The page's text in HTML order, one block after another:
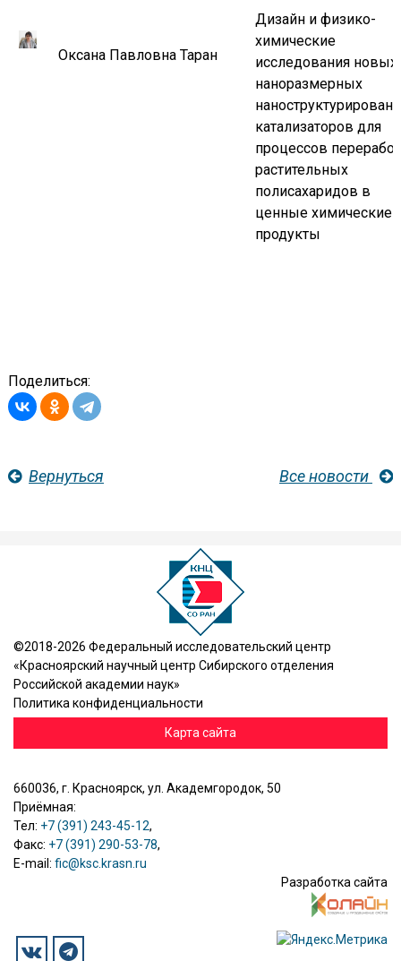
Оксана Павловна Таран
Дизайн и физико-
химические
исследования новых
наноразмерных
катализаторов для
процессов
растительных
полисахаридов в
ценные химические
продукты
Поделиться:
Вернуться Все новости
©2018-2026 Федеральный исследовательский центр
«Красноярский научный центр Сибирского отделения
Российской академии наук»
Политика конфиденциальности
Карта сайта
660036, г. Красноярск, ул. Академгородок, 50
Приёмная:
Тел: +7 (391) 243-45-12,
Факс: +7 (391) 290-53-78,
E-mail: fic@ksc.krasn.ru
Разработка сайта